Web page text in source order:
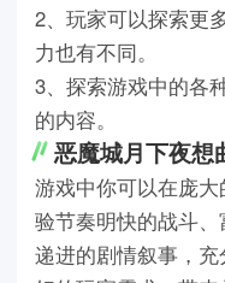
2、玩家可以探索更
力也有不同。
3、探索游戏中的各
的内容。
恶魔城月下夜想
游戏中你可以在庞
验节奏明快的战斗
递进的剧情叙事，